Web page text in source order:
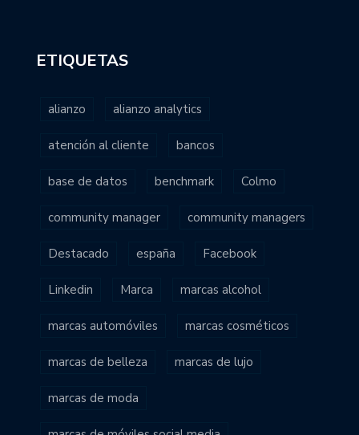
ETIQUETAS
alianzo alianzo analytics
atención al cliente bancos
base de datos benchmark Colmo
community manager community managers
Destacado españa Facebook
Linkedin Marca marcas alcohol
marcas automóviles marcas cosméticos
marcas de belleza marcas de lujo
marcas de moda